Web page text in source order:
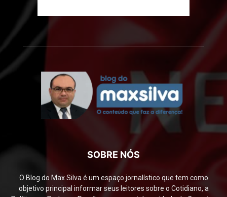
SOBRE NÓS
O Blog do Max Silva é um espaço jornalístico que tem como
objetivo principal informar seus leitores sobre o Cotidiano, a